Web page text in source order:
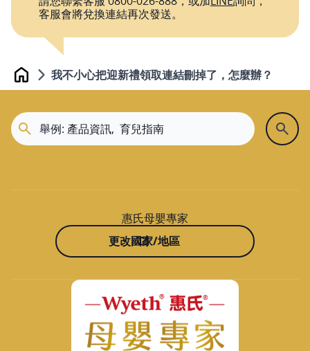
客服會將兌換連結再次發送。
Home 我不小心把迎新禮領取連結刪掉了，怎麼辦？
惠氏母嬰專家
更改國家/地區